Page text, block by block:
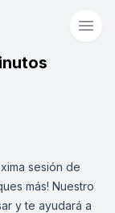
sesión de
más! Nuestro
y te ayudará a